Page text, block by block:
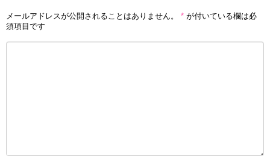
メールアドレスが公開されることはありません。 * が付いている欄は必
須項目です